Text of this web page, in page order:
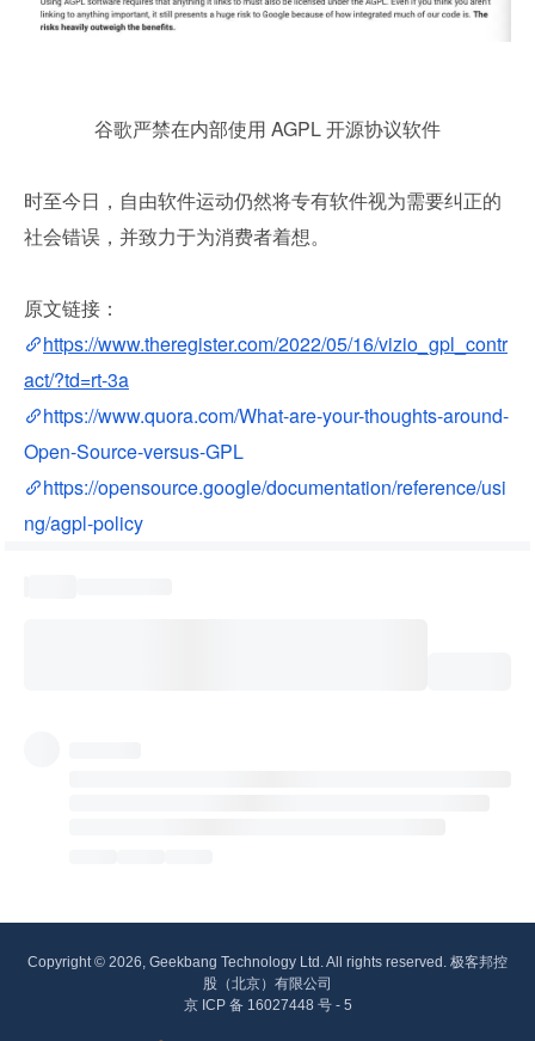
谷歌严禁在内部使用 AGPL 开源协议软件
时至今日，自由软件运动仍然将专有软件视为需要纠正的
社会错误，并致力于为消费者着想。
原文链接：
https://www.theregister.com/2022/05/16/vizio_gpl_contr
act/?td=rt-3a
https://www.quora.com/What-are-your-thoughts-around-
Open-Source-versus-GPL
https://opensource.google/documentation/reference/usi
ng/agpl-policy
Copyright © 2026, Geekbang Technology Ltd. All rights reserved. 极客邦控
股（北京）有限公司
京 ICP 备 16027448 号 - 5